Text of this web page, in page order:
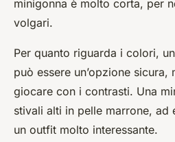
minigonna è molto corta, per
volgari.
Per quanto riguarda i colori,
può essere un’opzione
giocare con i contrasti. Una
stivali alti in pelle marrone, ad
un outfit molto interessante.